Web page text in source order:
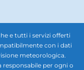
e tutti i servizi offerti
con i dati
meteorologica.
responsabile per ogni o